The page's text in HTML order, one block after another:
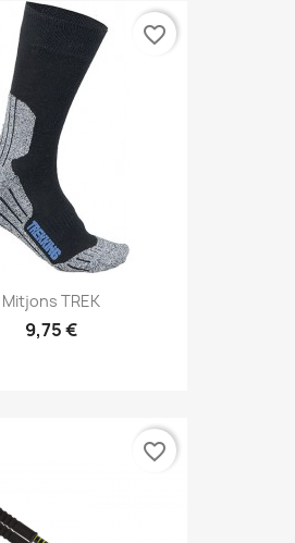
Mitjons TREK
9,75 €
favorite_border
favorite_border